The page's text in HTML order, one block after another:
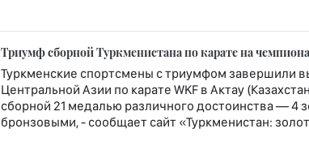
Триумф сборной Туркменистана по карате на
Туркменские спортсмены с триумфом завершили
Центральной Азии по карате WKF в Актау
сборной 21 медалью различного достоинства — 4
бронзовыми, - сообщает сайт «Туркменистан: